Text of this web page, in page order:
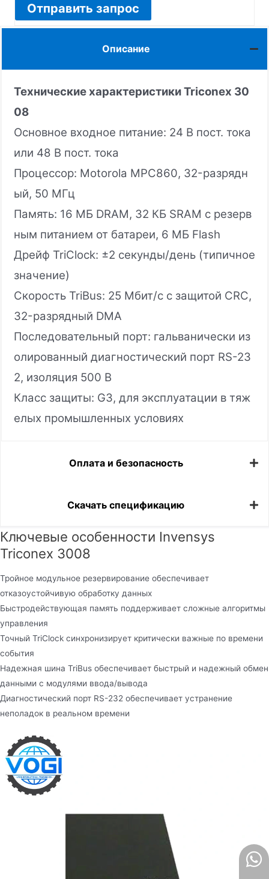
Отправить запрос
Описание
Технические характеристики Triconex 30
08
Основное входное питание: 24 В пост. тока
или 48 В пост. тока
Процессор: Motorola MPC860, 32-разрядн
ый, 50 МГц
Память: 16 МБ DRAM, 32 КБ SRAM с резерв
ным питанием от батареи, 6 МБ Flash
Дрейф TriClock: ±2 секунды/день (типичное
значение)
Скорость TriBus: 25 Мбит/с с защитой CRC,
32-разрядный DMA
Последовательный порт: гальванически из
олированный диагностический порт RS-23
2, изоляция 500 В
Класс защиты: G3, для эксплуатации в тяж
елых промышленных условиях
Оплата и безопасность
Скачать спецификацию
Ключевые особенности Invensys
Triconex 3008
Тройное модульное резервирование обеспечивает
отказоустойчивую обработку данных
Быстродействующая память поддерживает сложные алгоритмы
управления
Точный TriClock синхронизирует критически важные по времени
события
Надежная шина TriBus обеспечивает быстрый и надежный обмен
данными с модулями ввода/вывода
Диагностический порт RS-232 обеспечивает устранение
неполадок в реальном времени